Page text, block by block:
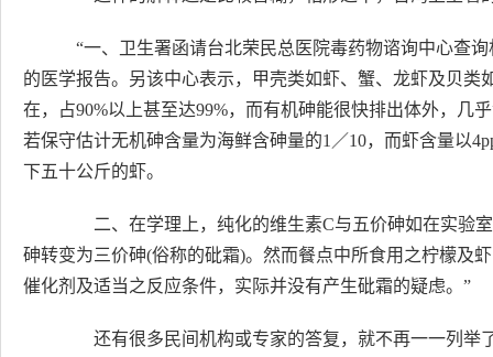
“一、卫生署函请台北荣民总医院毒药物谘询中心查
的医学报告。另该中心表示，甲壳类如虾、蟹、龙虾及贝
在，占90%以上甚至达99%，而有机砷能很快排出体外，几
若保守估计无机砷含量为海鲜含砷量的1／10，而虾含量以
下五十公斤的虾。
二、在学理上，纯化的维生素C与五价砷如在实验
砷转变为三价砷(俗称的砒霜)。然而餐点中所食用之柠檬及
催化剂及适当之反应条件，实际并没有产生砒霜的疑虑。”
还有很多民间机构或专家的答复，就不再一一列举